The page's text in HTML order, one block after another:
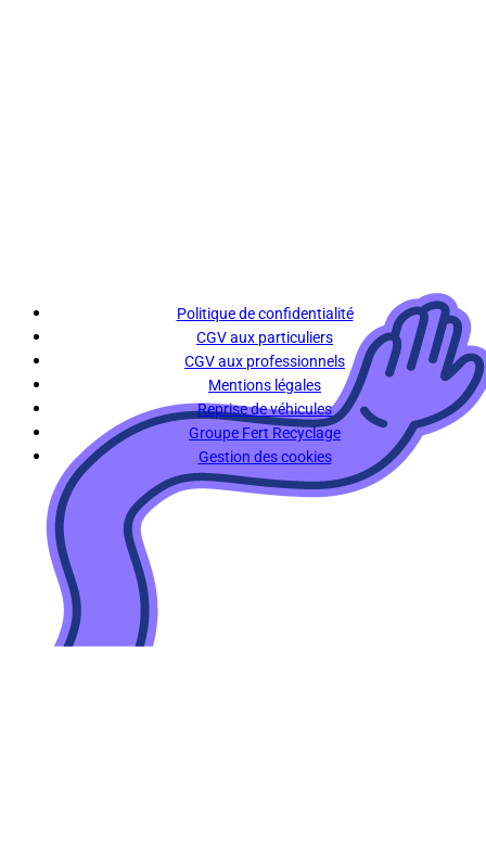
Politique de confidentialité
CGV aux particuliers
CGV aux professionnels
Mentions légales
Reprise de véhicules
Groupe Fert Recyclage
Gestion des cookies